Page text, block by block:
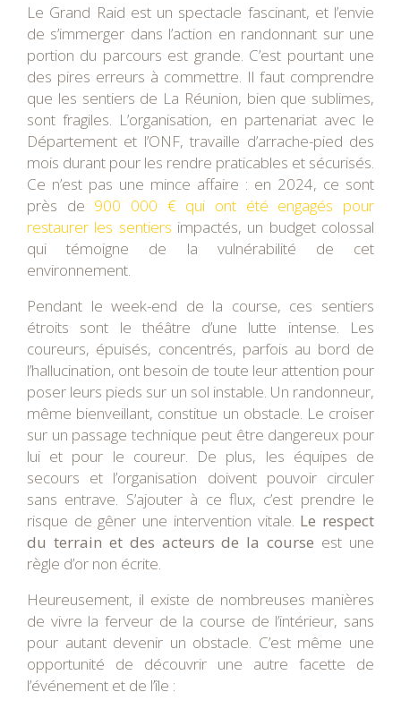
Le Grand Raid est un spectacle fascinant, et l’envie
de s’immerger dans l’action en randonnant sur une
portion du parcours est grande. C’est pourtant une
des pires erreurs à commettre. Il faut comprendre
que les sentiers de La Réunion, bien que sublimes,
sont fragiles. L’organisation, en partenariat avec le
Département et l’ONF, travaille d’arrache-pied des
mois durant pour les rendre praticables et sécurisés.
Ce n’est pas une mince affaire : en 2024, ce sont
près de 900 000 € qui ont été engagés pour
restaurer les sentiers impactés, un budget colossal
qui témoigne de la vulnérabilité de cet
environnement.
Pendant le week-end de la course, ces sentiers
étroits sont le théâtre d’une lutte intense. Les
coureurs, épuisés, concentrés, parfois au bord de
l’hallucination, ont besoin de toute leur attention pour
poser leurs pieds sur un sol instable. Un randonneur,
même bienveillant, constitue un obstacle. Le croiser
sur un passage technique peut être dangereux pour
lui et pour le coureur. De plus, les équipes de
secours et l’organisation doivent pouvoir circuler
sans entrave. S’ajouter à ce flux, c’est prendre le
risque de gêner une intervention vitale. Le respect
du terrain et des acteurs de la course est une
règle d’or non écrite.
Heureusement, il existe de nombreuses manières
de vivre la ferveur de la course de l’intérieur, sans
pour autant devenir un obstacle. C’est même une
opportunité de découvrir une autre facette de
l’événement et de l’île :